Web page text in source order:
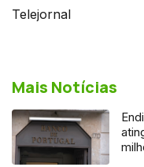
Telejornal
Mais Notícias